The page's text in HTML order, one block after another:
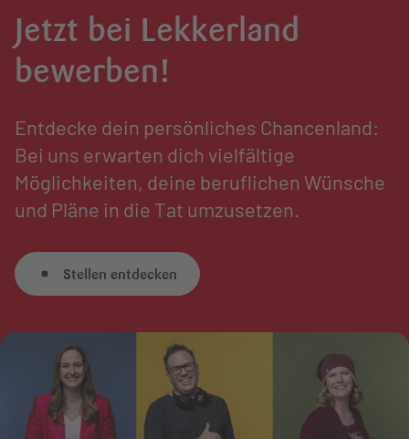
Jetzt bei Lekkerland
bewerben!
Entdecke dein persönliches Chancenland:
Bei uns erwarten dich vielfältige
Möglichkeiten, deine beruflichen Wünsche
und Pläne in die Tat umzusetzen.
Stellen entdecken